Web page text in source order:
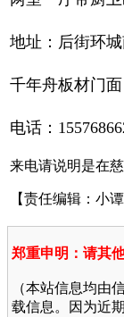
地址：后街环城
千年舟板材门面
电话：
来电请说明是在
【责任编辑：小谭
郑重申明：请其
（本站信息均由
载信息。因为近